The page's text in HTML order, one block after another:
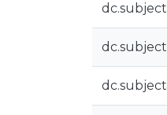
dc.subject
dc.subject
dc.subject